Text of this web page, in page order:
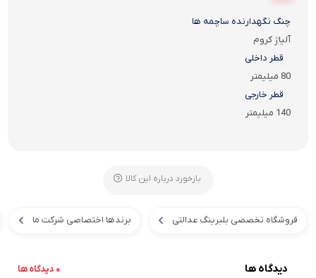
چنگ نگهدارنده ساچمه ها
آلیاژ کروم
قطر داخلی
80 میلیمتر
قطر خارجی
140 میلیمتر
بازخورد درباره این کالا
فروشگاه تخصصی بلبرینگ عدالتی برندها اختصاصی شرکت ما
دیدگاه ها 0 دیدگاه ها